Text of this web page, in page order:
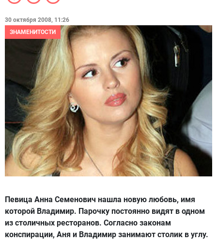
30 октября 2008, 11:26
ЗНАМЕНИТОСТИ
Певица Анна Семенович нашла новую любовь, имя
которой Владимир. Парочку постоянно видят в одном
из столичных ресторанов. Согласно законам
конспирации, Аня и Владимир занимают столик в углу.